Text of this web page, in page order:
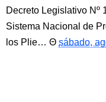
Decreto Legislativo Nº
Sistema Nacional de
los Plie…
sábado,